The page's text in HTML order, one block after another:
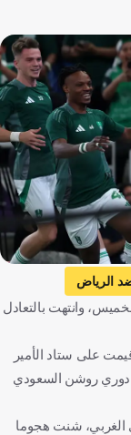
الرياض
السعوديةوانتهت بالتعادل
على ستاد الأمير
دوري روشن السعودي
الغربي، شنت هجوما